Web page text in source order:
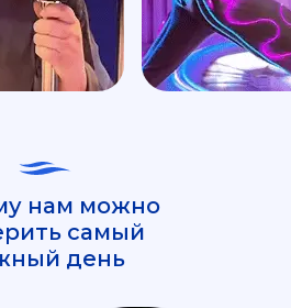
нам можно
самый
день